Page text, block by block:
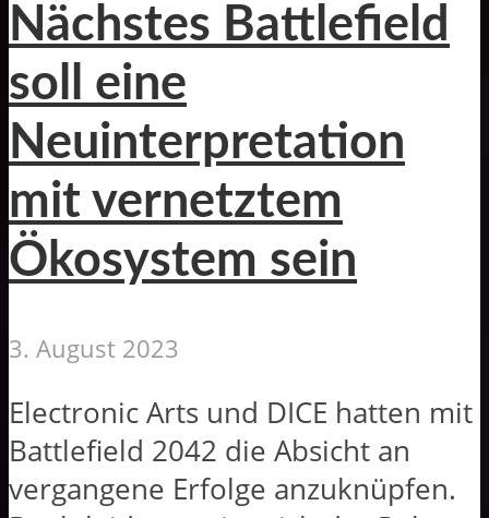
Nächstes Battlefield
soll eine
Neuinterpretation
mit vernetztem
Ökosystem sein
3. August 2023
Electronic Arts und DICE hatten mit
Battlefield 2042 die Absicht an
vergangene Erfolge anzuknüpfen.